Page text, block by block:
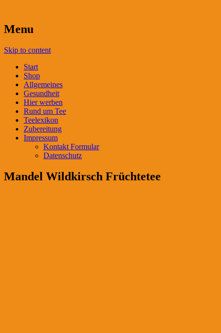
Menu
Skip to content
Start
Shop
Allgemeines
Gesundheit
Hier werben
Rund um Tee
Teelexikon
Zubereitung
Impressum
Kontakt Formular
Datenschutz
Mandel Wildkirsch Früchtetee